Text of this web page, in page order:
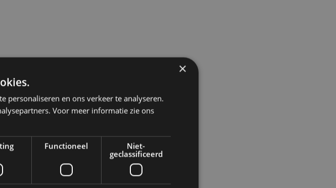
×
personaliseren en ons verkeer te analyseren.
Voor meer informatie zie ons
Functioneel
Niet-
geclassificeerd